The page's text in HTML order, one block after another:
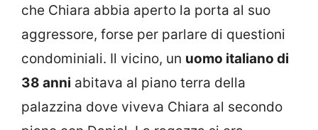
che Chiara abbia aperto la porta al suo
aggressore, forse per parlare di questioni
condominiali. Il vicino, un uomo italiano di
38 anni abitava al piano terra della
palazzina dove viveva Chiara al secondo